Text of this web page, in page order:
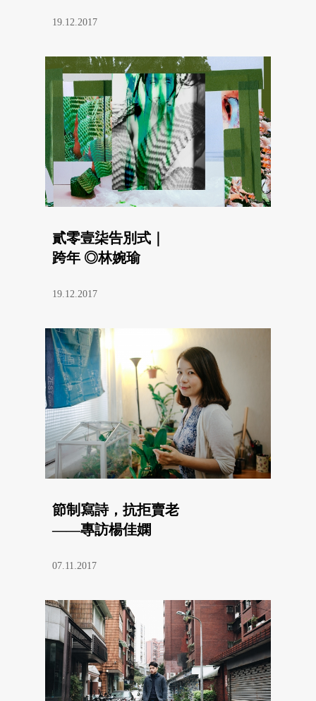
19.12.2017
貳零壹柒告別式｜
跨年 ◎林婉瑜
19.12.2017
節制寫詩，抗拒賣老
——專訪楊佳嫻
07.11.2017